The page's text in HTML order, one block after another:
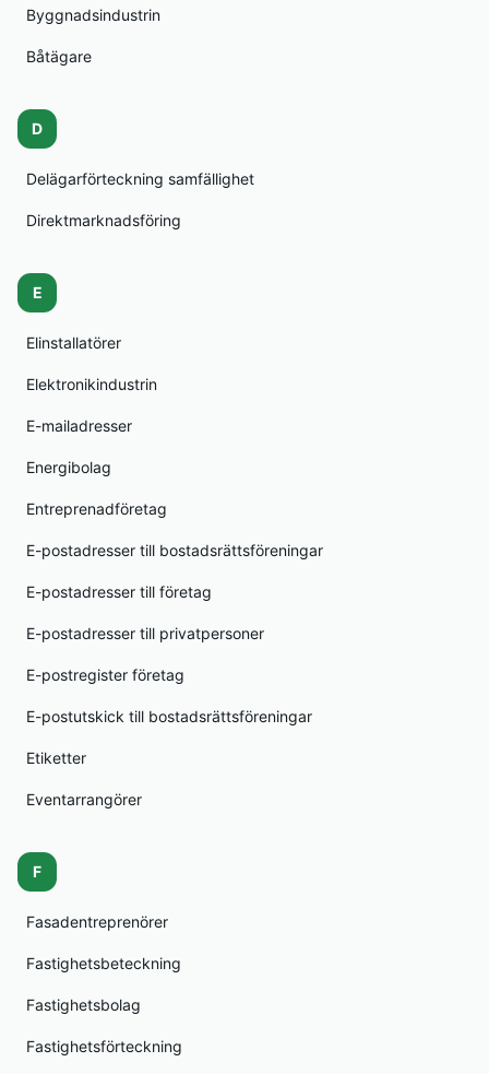
Byggnadsindustrin
Båtägare
D
Delägarförteckning samfällighet
Direktmarknadsföring
E
Elinstallatörer
Elektronikindustrin
E-mailadresser
Energibolag
Entreprenadföretag
E-postadresser till bostadsrättsföreningar
E-postadresser till företag
E-postadresser till privatpersoner
E-postregister företag
E-postutskick till bostadsrättsföreningar
Etiketter
Eventarrangörer
F
Fasadentreprenörer
Fastighetsbeteckning
Fastighetsbolag
Fastighetsförteckning